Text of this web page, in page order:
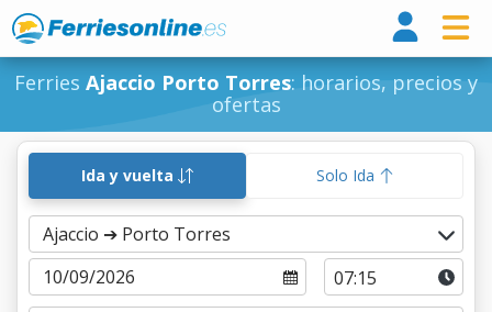
Ferries Ajaccio Porto Torres: horarios, precios y
ofertas
Ida y vuelta Solo Ida